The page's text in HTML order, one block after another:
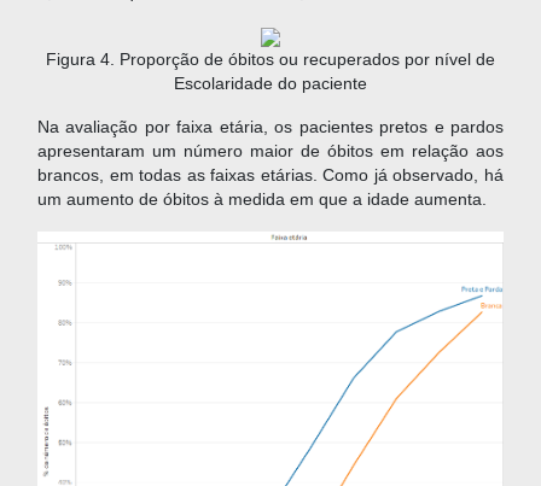
Figura 4. Proporção de óbitos ou recuperados por nível de
Escolaridade do paciente
Na avaliação por faixa etária, os pacientes pretos e pardos
apresentaram um número maior de óbitos em relação aos
brancos, em todas as faixas etárias. Como já observado, há
um aumento de óbitos à medida em que a idade aumenta.